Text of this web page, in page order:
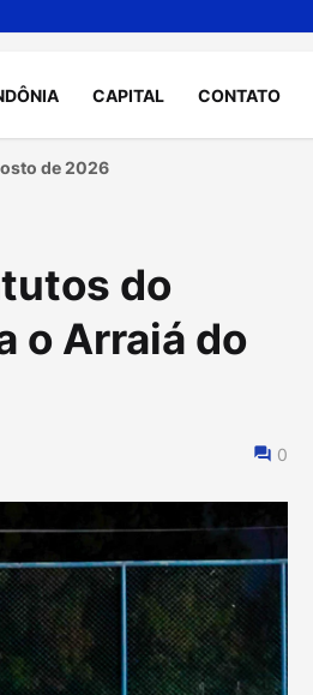
CAPITAL CONTATO
de 2026
do
o Arraiá do
0